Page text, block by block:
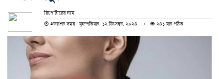
রিপোর্টারের নাম
প্রকাশের সময় : বৃহস্পতিবার, ১২ ডিসেম্বর, ২০২৪
২৪১ বার পঠিত